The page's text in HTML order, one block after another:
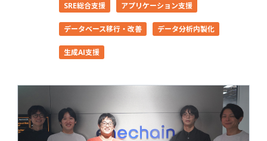
SRE総合支援 アプリケーション支援
データベース移行・改善 データ分析内製化
生成AI支援